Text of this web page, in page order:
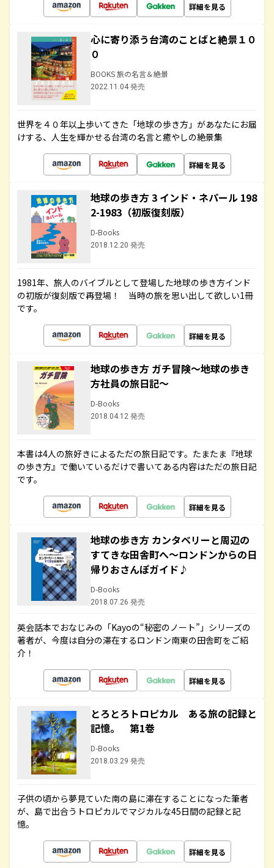
詳細を見る
心に寄り添う台湾のことばと絶景１０
０
BOOKS 旅の名言＆絶景
2022.11.04 発売
世界を４０年以上歩いてきた「地球の歩き方」があなたにお届
けする、人生を輝かせる台湾の名言と癒やしの絶景集
詳細を見る
地球の歩き方 3 インド・ネパール 198
2-1983（初版復刻版）
D-Books
2018.12.20 発売
1981年、旅人のバイブルとして登場した地球の歩き方インド
の初版が復刻版で再登場！ 当時の旅を思い出して欲しい1冊
です。
詳細を見る
地球の歩き方 ガチ冒険～地球の歩き
方社員の旅日記～
D-Books
2018.04.12 発売
本書は4人の旅好きによるただの旅日記です。たまたま『地球
の歩き方』で働いているだけで書いてある内容はただの旅日記
です。
詳細を見る
地球の歩き方 カンタベリーと周辺の
すてきな田舎町へ～ロンドンからの日
帰りおさんぽガイド♪
D-Books
2018.07.26 発売
英会話本でおなじみの「Kayoの“秘密のノート”」シリーズの
著者が、今度は自分の滞在するロンドン南東の田舎町をご紹
介！
詳細を見る
とろとろトロピカル ある旅の記録と
記憶。 第1巻
D-Books
2018.03.29 発売
子供の頃から夢見ていた南の島に滞在することになった筆者
が、島で出合うトロピカルでマジカルな45日間の記録と記
憶。
詳細を見る